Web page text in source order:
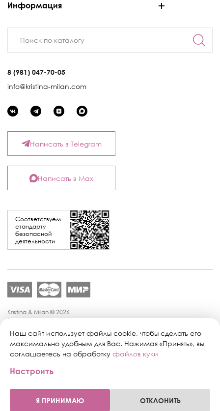
Информация
8 (981) 047-70-05
info@kristina-milan.com
Соответствуем
стандарту
безопасной
деятельности
Написать в Telegram
Написать в Max
Kristina & Milan © 2026
Политика конфиденциальности
Политика обработки персональных данных
Публичная оферта
Персональные настройки файлов cookie
Поддержка сайта:
Наш сайт использует файлы cookie, чтобы сделать его
максимально удобным для Вас. Нажимая «Принять», вы
соглашаетесь на обработку файлов куки
Настроить
Я ПРИНИМАЮ ОТКЛОНИТЬ